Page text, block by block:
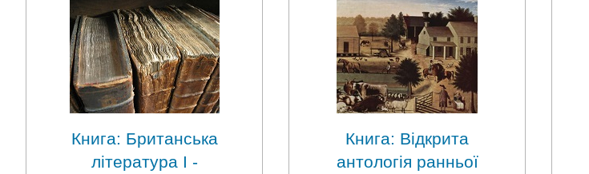
Книга: Британська
література I -
Книга: Відкрита
антологія ранньої